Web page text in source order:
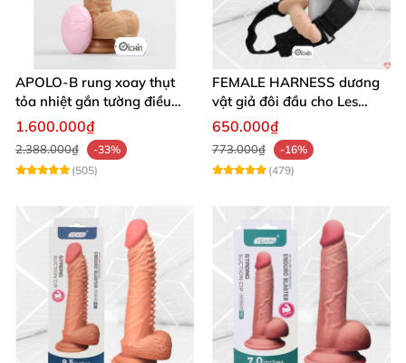
APOLO-B rung xoay thụt
tỏa nhiệt gắn tường điều
khiển từ xa đa chế độ
1.600.000₫
2.388.000₫
-33%
(505)
FEMALE HARNESS dương
vật giả đôi đầu cho Les
massage cực sướng
650.000₫
773.000₫
-16%
(479)